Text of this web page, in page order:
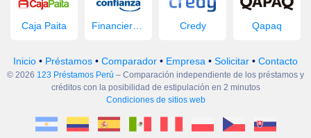
Caja Paita Financiera Confianza Credy Qapaq
Inicio • Préstamos • Comparador • Empresa • Solicitar • Contacto
© 2026 123 Préstamos Perú – Comparación independiente de los préstamos y
créditos con la posibilidad de estipulación en 2 minutos
Condiciones de sitios web